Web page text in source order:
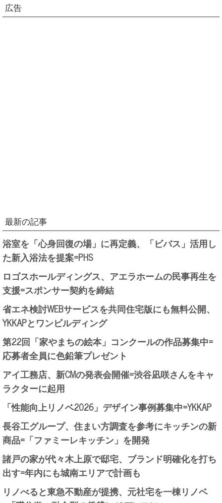
広告
最新の記事
浴室を「心身回復の場」に再定義、「ビバス」活用し
た新入浴法を提案=PHS
ロゴスホールディングス、アエラホームの民事再生を
支援=スポンサー契約を締結
省エネ検討WEBサービスを共同住宅版にも無料公開、
YKKAPとワンビルディング
第22回「家やまちの絵本」コンクールの作品募集中=
応募者全員に色鉛筆プレゼント
アイ工務店、新CMの発表会開催=渋谷凪咲さんをキャ
ラクターに起用
「性能向上リノベ2026」デザイン事例募集中=YKKAP
長谷工グループ、住まい方調査を参考にキッチンの新
商品=「ファミーレキッチン」を開発
諸戸の家が代々木上原で邸宅、ブランド明確化を打ち
出す=年内にも城南エリアで計画も
リノべると東急不動産が提携、元社宅を一棟リノベ